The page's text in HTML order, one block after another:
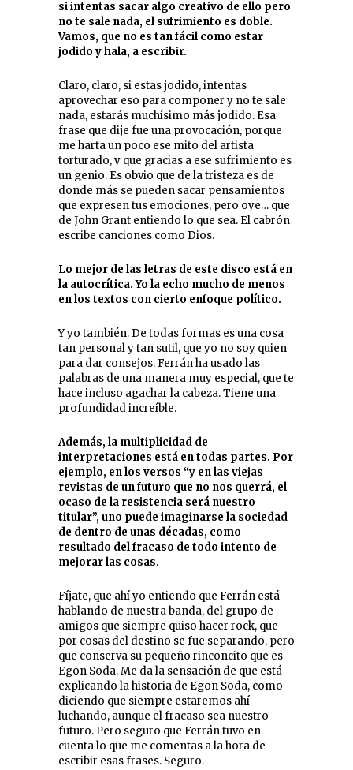
si intentas sacar algo creativo de ello pero
no te sale nada, el sufrimiento es doble.
Vamos, que no es tan fácil como estar
jodido y hala, a escribir.
Claro, claro, si estas jodido, intentas
aprovechar eso para componer y no te sale
nada, estarás muchísimo más jodido. Esa
frase que dije fue una provocación, porque
me harta un poco ese mito del artista
torturado, y que gracias a ese sufrimiento es
un genio. Es obvio que de la tristeza es de
donde más se pueden sacar pensamientos
que expresen tus emociones, pero oye… que
de John Grant entiendo lo que sea. El cabrón
escribe canciones como Dios.
Lo mejor de las letras de este disco está en
la autocrítica. Yo la echo mucho de menos
en los textos con cierto enfoque político.
Y yo también. De todas formas es una cosa
tan personal y tan sutil, que yo no soy quien
para dar consejos. Ferrán ha usado las
palabras de una manera muy especial, que te
hace incluso agachar la cabeza. Tiene una
profundidad increíble.
Además, la multiplicidad de
interpretaciones está en todas partes. Por
ejemplo, en los versos “y en las viejas
revistas de un futuro que no nos querrá, el
ocaso de la resistencia será nuestro
titular”, uno puede imaginarse la sociedad
de dentro de unas décadas, como
resultado del fracaso de todo intento de
mejorar las cosas.
Fíjate, que ahí yo entiendo que Ferrán está
hablando de nuestra banda, del grupo de
amigos que siempre quiso hacer rock, que
por cosas del destino se fue separando, pero
que conserva su pequeño rinconcito que es
Egon Soda. Me da la sensación de que está
explicando la historia de Egon Soda, como
diciendo que siempre estaremos ahí
luchando, aunque el fracaso sea nuestro
futuro. Pero seguro que Ferrán tuvo en
cuenta lo que me comentas a la hora de
escribir esas frases. Seguro.